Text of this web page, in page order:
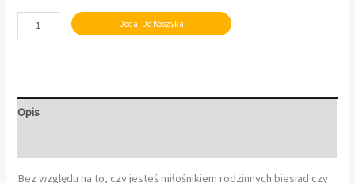
Dodaj Do Koszyka
Opis
Bez względu na to, czy jesteś miłośnikiem rodzinnych biesiad czy